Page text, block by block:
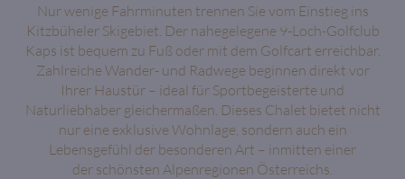
Nur wenige Fahrminuten trennen Sie vom Einstieg ins
Kitzbüheler Skigebiet. Der nahegelegene 9-Loch-Golfclub
Kaps ist bequem zu Fuß oder mit dem Golfcart erreichbar.
Zahlreiche Wander- und Radwege beginnen direkt vor
Ihrer Haustür – ideal für Sportbegeisterte und
Naturliebhaber gleichermaßen. Dieses Chalet bietet nicht
nur eine exklusive Wohnlage, sondern auch ein
Lebensgefühl der besonderen Art – inmitten einer
der schönsten Alpenregionen Österreichs.